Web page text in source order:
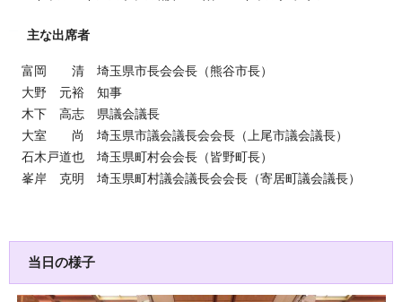
主な出席者
富岡 清 埼玉県市長会会長（熊谷市長）
大野 元裕 知事
木下 高志 県議会議長
大室 尚 埼玉県市議会議長会会長（上尾市議会議長）
石木戸道也 埼玉県町村会会長（皆野町長）
峯岸 克明 埼玉県町村議会議長会会長（寄居町議会議長）
当日の様子